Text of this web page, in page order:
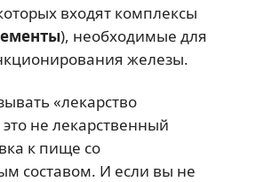
входят комплексы
), необходимые для
железы.
«лекарство
не лекарственный
к пище со
составом. И если вы не